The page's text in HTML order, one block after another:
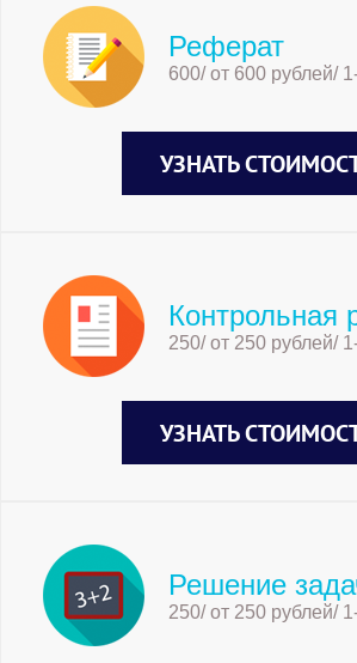
Реферат
600/ от 600 рублей/
УЗНАТЬ
Контрольная
250/ от 250 рублей/
УЗНАТЬ
Решение
250/ от 250 рублей/